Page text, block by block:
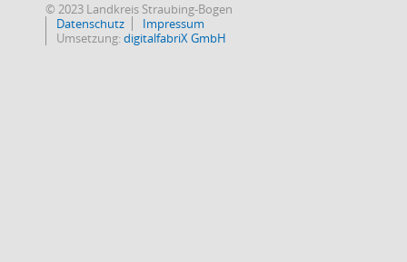
© 2023 Landkreis Straubing-Bogen
Datenschutz
Impressum
Umsetzung:digitalfabriX GmbH